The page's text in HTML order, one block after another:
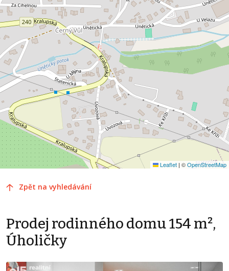
Leaflet | ©OpenStreetMap
Zpět na vyhledávání
Prodej rodinného domu 154 m²,
Úholičky